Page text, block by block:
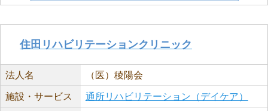
住田リハビリテーションクリニック
法人名 （医）稜陽会
施設・サービス 通所リハビリテーション（デイケア）